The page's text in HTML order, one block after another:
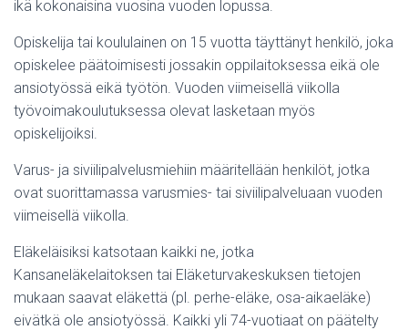
ikä kokonaisina vuosina vuoden lopussa.
Opiskelija tai koululainen on 15 vuotta täyttänyt henkilö, joka
opiskelee päätoimisesti jossakin oppilaitoksessa eikä ole
ansiotyössä eikä työtön. Vuoden viimeisellä viikolla
työvoimakoulutuksessa olevat lasketaan myös
opiskelijoiksi.
Varus- ja siviilipalvelusmiehiin määritellään henkilöt, jotka
ovat suorittamassa varusmies- tai siviilipalveluaan vuoden
viimeisellä viikolla.
Eläkeläisiksi katsotaan kaikki ne, jotka
Kansaneläkelaitoksen tai Eläketurvakeskuksen tietojen
mukaan saavat eläkettä (pl. perhe-eläke, osa-aikaeläke)
eivätkä ole ansiotyössä. Kaikki yli 74-vuotiaat on päätelty